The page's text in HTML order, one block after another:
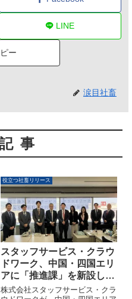
LINE
ー
涙目社畜
事
役立つ社畜リリース
スタッフサービス・クラウ
ドワーク、中国・四国エリ
アに「推進課」を新設し重
度身体障がい者の完全テレ
株式会社スタッフサービス・クラ